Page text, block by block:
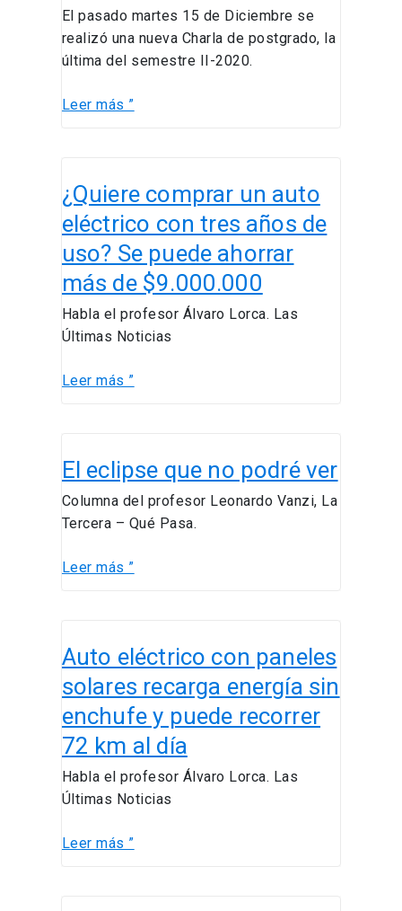
El pasado martes 15 de Diciembre se
realizó una nueva Charla de postgrado, la
última del semestre II-2020.
de
este
semestre.
Leer más ”
¿Quiere comprar un auto
eléctrico con tres años de
uso? Se puede ahorrar
más de $9.000.000
Habla el profesor Álvaro Lorca. Las
Últimas Noticias
comprar
un
auto
eléctrico
con
años
uso?
Se
más
de
$9.000.000
Leer más ”
El eclipse que no podré ver
Columna del profesor Leonardo Vanzi, La
Tercera – Qué Pasa.
eclipse
no
podré
Leer más ”
Auto eléctrico con paneles
solares recarga energía sin
enchufe y puede recorrer
72 km al día
Habla el profesor Álvaro Lorca. Las
Últimas Noticias
eléctrico
paneles
solares
recarga
sin
y
puede
Leer más ”